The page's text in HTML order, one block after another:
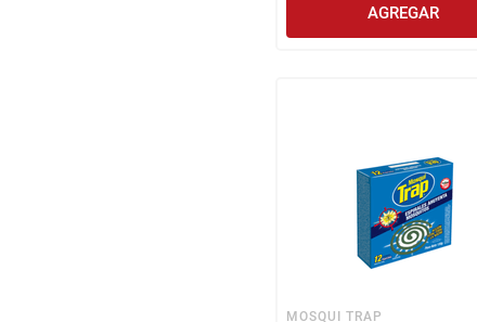
AGREGAR
MOSQUI TRAP